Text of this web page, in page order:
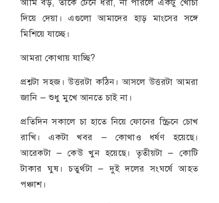
আমি বড়, তাকে টেনে ধরা, না পারলে একটু খোচা
দিয়ে দেয়া। এগুলো আমাদের হাড় মাংসের সঙ্গে
মিশিয়ে যাচ্ছে।
আমরা কোথায় যাচ্ছি?
প্রশ্নটা সহজ। উত্তরটা কঠিন। আসলে উত্তরটা আমরা
জানি — শুধু মুখে আনতে চাই না।
প্রতিদিন সকালে চা হাতে নিয়ে ফোনের স্ক্রিনে চোখ
রাখি। একটা খবর — কোথাও ধর্ষণ হয়েছে।
আরেকটা — কেউ খুন হয়েছে। তৃতীয়টা — কোটি
টাকার ঘুষ। চতুর্থটা — দুই দলের সংঘর্ষে আহত
পঞ্চাশ।